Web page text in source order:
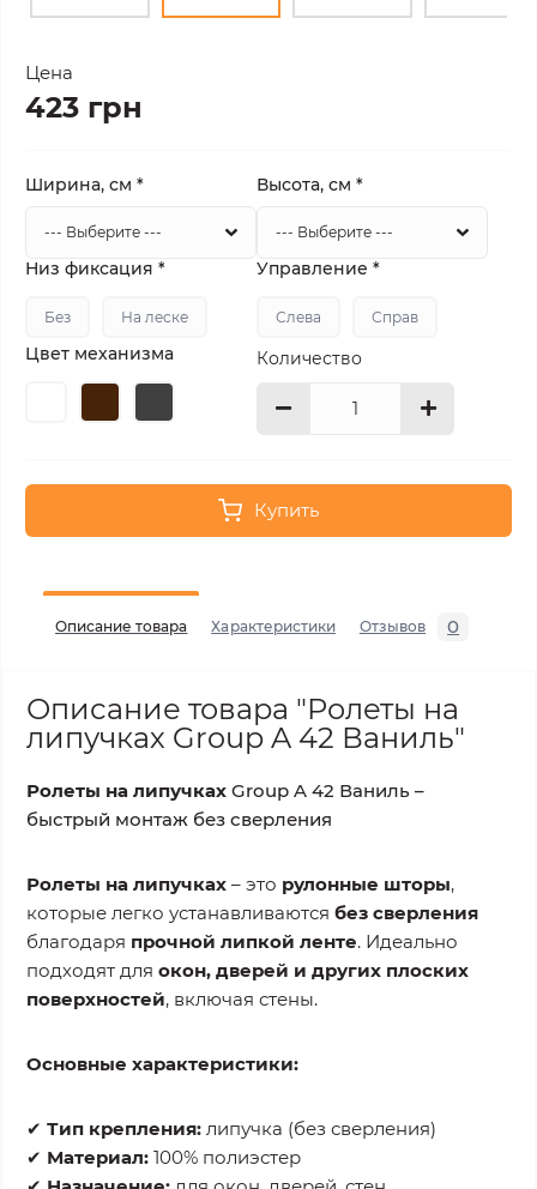
Цена
423 грн
Ширина, см * Высота, см *
Низ фиксация *
Без На леске
Управление *
Слева Справ
Цвет механизма Количество
Купить
Описание товара Характеристики Отзывов 0
Описание товара "Ролеты на
липучках Group A 42 Ваниль"
Ролеты на липучках Group A 42 Ваниль –
быстрый монтаж без сверления
Ролеты на липучках – это рулонные шторы,
которые легко устанавливаются без сверления
благодаря прочной липкой ленте. Идеально
подходят для окон, дверей и других плоских
поверхностей, включая стены.
Основные характеристики:
✔ Тип крепления: липучка (без сверления)
✔ Материал: 100% полиэстер